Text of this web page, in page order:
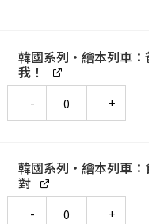
韓國系列‧繪本列車：
我！
韓國系列‧繪本列車：
對